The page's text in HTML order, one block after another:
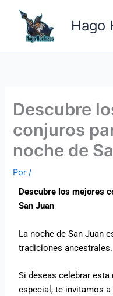
contenido
Hago
Descubre
conjuros
noche de
Por/
Descubre los mejores
San Juan
La noche de San Juan
tradiciones ancestrales.
Si deseas celebrar
especial, te invitamos